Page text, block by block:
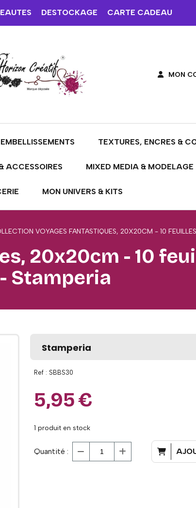
DESTOCKAGE CARTE CADEAU
MON
TEXTURES, ENCRES &
ACCESSOIRES MIXED MEDIA & MODELAGE
MON UNIVERS & KITS
VOYAGES FANTASTIQUES, 20X20CM - 10
20x20cm - 10
Stamperia
Stamperia
Ref : SBBS30
5,95€
1 produit en stock
Quantité :